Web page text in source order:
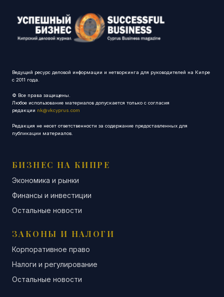
Ведущий ресурс деловой информации и нетворкинга для руководителей на Кипре
с 2011 года.
© Все права защищены.
Любое использование материалов допускается только с согласия
редакции nk@vkcyprus.com
Редакция не несет ответственности за содержание предоставленных для
публикации материалов.
БИЗНЕС НА КИПРЕ
Экономика и рынки
Финансы и инвестиции
Остальные новости
ЗАКОНЫ И НАЛОГИ
Корпоративное право
Налоги и регулирование
Остальные новости